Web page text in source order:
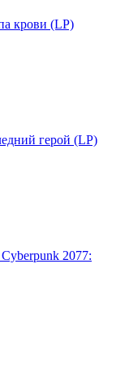
крови (LP)
герой (LP)
2077: